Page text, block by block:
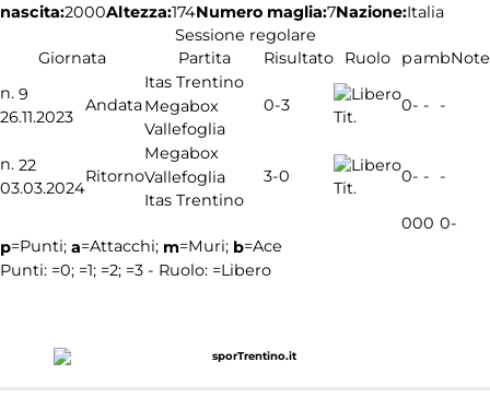
nascita:2000Altezza:174Numero maglia:7Nazione:Italia
Sessione regolare
Giornata
Partita Risultato Ruolo pambNote
n. 9
26.11.2023
Andata
Itas Trentino
Megabox
Vallefoglia
0-3
Tit.
0- - -
n. 22
03.03.2024
Ritorno
Megabox
Vallefoglia
Itas Trentino
3-0
Tit.
0- - -
000 0-
p=Punti; a=Attacchi; m=Muri; b=Ace
Punti: =0; =1; =2; =3 - Ruolo: =Libero